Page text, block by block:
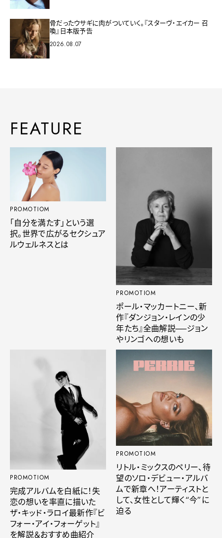
骨だったウサギに肉がついていく。『スターヴ・エイカー 召
喚』日本版予告
2026.08.07
FEATURE
PROMOTIOM
「自分を満たす」という選
択。世界で広がるセクシュア
ルウェルネスとは
PROMOTIOM
ポール・マッカートニー、新
作『ダンジョン・レインの少
年たち』全曲解説──ジョン
やリンゴへの想いも
PROMOTIOM
完成アルバムを白紙に！失
恋の想いを率直に描いた
ザ・キッド・ラロイ最新作『ビ
フォー・アイ・フォーゲット』
を解説＆おすすめ曲紹介
PROMOTIOM
リトル・ミックスのペリー、待
望のソロ・デビュー・アルバ
ムで新章へ！アーティストと
して、女性として輝く“今”に
迫る